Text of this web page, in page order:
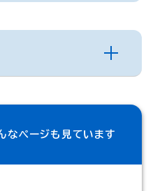
なページも見ています